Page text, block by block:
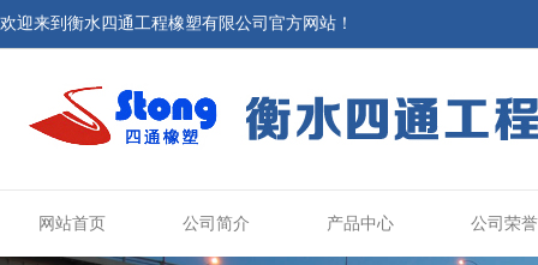
欢迎来到衡水四通工程橡塑有限公司官方网站！
网站首页 公司简介 产品中心 公司荣誉